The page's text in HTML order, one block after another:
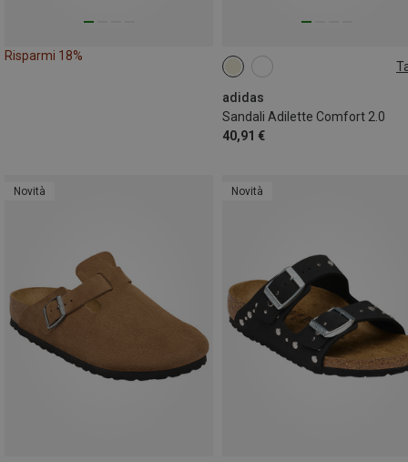
Risparmi 18%
adidas
Sandali Adilette Comfort 2.0
40,91 €
Novità Novità